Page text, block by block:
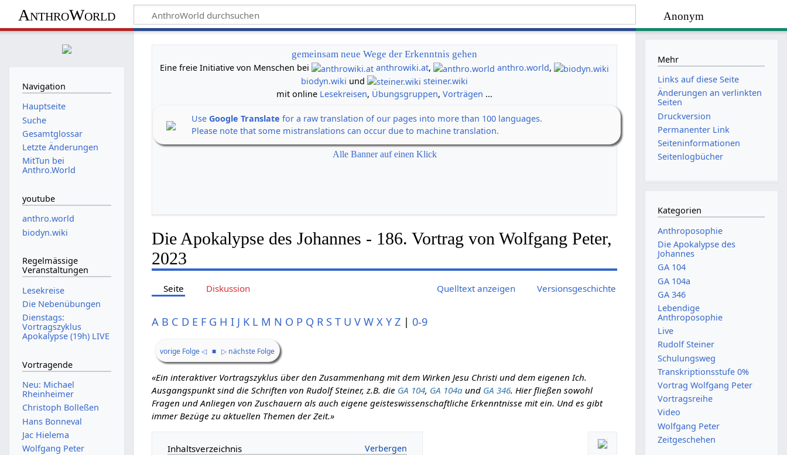
Anonym
AnthroWorld
gemeinsam neue Wege der Erkenntnis gehen
Eine freie Initiative von Menschen bei
anthrowiki.at, anthro.world,
biodyn.wiki und
steiner.wiki
mit online Lesekreisen, Übungsgruppen,Vorträgen ...
UseGoogle Translate for a raw translation of our pages into more than 100 languages.
Please note that some mistranslations can occur due to machine translation.
Alle Banner auf einen Klick
Die Apokalypse des Johannes - 186. Vortrag von Wolfgang Peter,
2023
Seite Diskussion Quelltext anzeigen Versionsgeschichte
A B C D E F G H I J K L M N O P Q R S T U V W X Y Z | 0-9
vorige Folge ◁ ■ ▷ nächste Folge
«Ein interaktiver Vortragszyklus über den Zusammenhang mit dem Wirken Jesu Christi und dem eigenen Ich.
Ausgangspunkt sind die Schriften von Rudolf Steiner, z.B. die GA 104, GA 104a und GA 346. Hier fließen sowohl
Fragen und Anliegen von Zuschauern als auch eigene geisteswissenschaftliche Erkenntnisse mit ein. Und es gibt
immer Bezüge zu aktuellen Themen der Zeit.»
Inhaltsverzeichnis
Navigation
Hauptseite
Suche
Gesamtglossar
Letzte Änderungen
MitTun bei
Anthro.World
youtube
anthro.world
biodyn.wiki
Regelmässige
Veranstaltungen
Lesekreise
Die Nebenübungen
Dienstags:
Vortragszyklus
Apokalypse (19h) LIVE
Vortragende
Neu: Michael
Rheinheimer
Christoph Bolleßen
Hans Bonneval
Jac Hielema
Wolfgang Peter
Mehr
Links auf diese Seite
Änderungen an verlinkten
Seiten
Druckversion
Permanenter Link
Seiten­­informationen
Seitenlogbücher
Kategorien
Anthroposophie
Die Apokalypse des
Johannes
GA 104
GA 104a
GA 346
Lebendige
Anthroposophie
Live
Rudolf Steiner
Schulungsweg
Transkriptionsstufe 0%
Vortrag Wolfgang Peter
Vortragsreihe
Video
Wolfgang Peter
Zeitgeschehen